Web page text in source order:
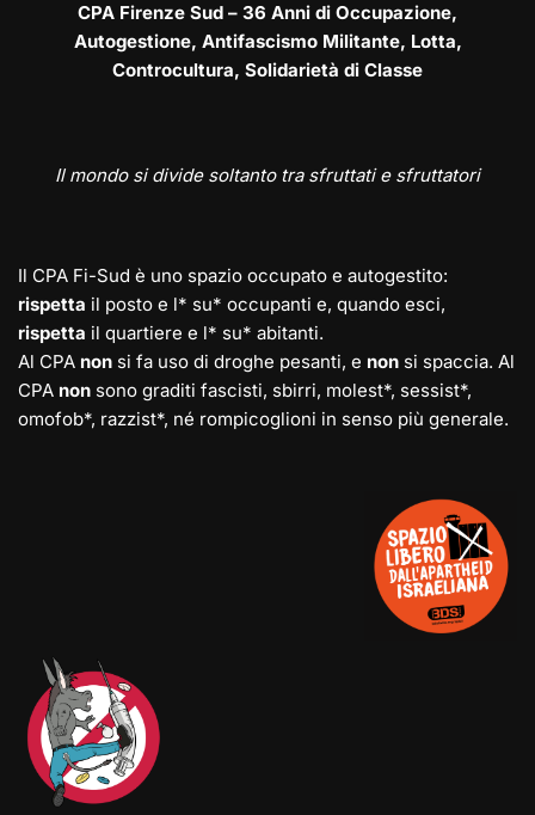
CPA Firenze Sud – 36 Anni di Occupazione,
Autogestione, Antifascismo Militante, Lotta,
Controcultura, Solidarietà di Classe
Il mondo si divide soltanto tra sfruttati e sfruttatori
Il CPA Fi-Sud è uno spazio occupato e autogestito:
rispetta il posto e l* su* occupanti e, quando esci,
rispetta il quartiere e l* su* abitanti.
Al CPA non si fa uso di droghe pesanti, e non si spaccia. Al
CPA non sono graditi fascisti, sbirri, molest*, sessist*,
omofob*, razzist*, né rompicoglioni in senso più generale.